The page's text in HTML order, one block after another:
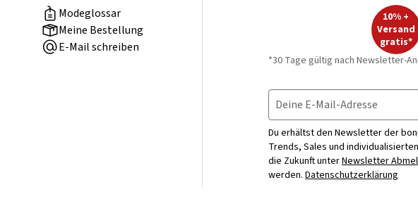
Modeglossar
Meine Bestellung
E-Mail schreiben
10% +
Versand
gratis*
*30 Tage gültig nach Newsletter-
Deine E-Mail-Adresse
Du erhältst den Newsletter der
Trends, Sales und
die Zukunft unterNewsletter
werden. Datenschutzerklärung